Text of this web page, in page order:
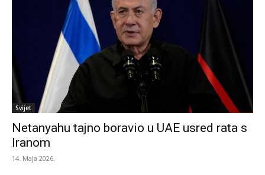
Svijet
Netanyahu tajno boravio u UAE usred rata s
Iranom
14. Maja 2026.